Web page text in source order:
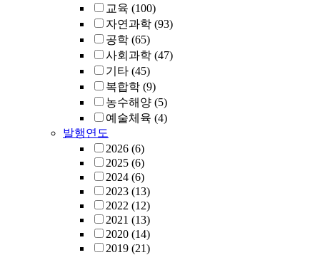
교육 (100)
자연과학 (93)
공학 (65)
사회과학 (47)
기타 (45)
복합학 (9)
농수해양 (5)
예술체육 (4)
발행연도
2026 (6)
2025 (6)
2024 (6)
2023 (13)
2022 (12)
2021 (13)
2020 (14)
2019 (21)